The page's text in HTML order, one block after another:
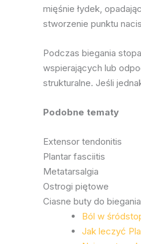
mięśnie łydek,
stworzenie punktu
Podczas biegania
wspierających lub
strukturalne. Jeśli
Podobne tematy
Extensor tendonitis
Plantar fasciitis
Metatarsalgia
Ostrogi piętowe
Ciasne buty do biegania
Ból w
Jak leczyć